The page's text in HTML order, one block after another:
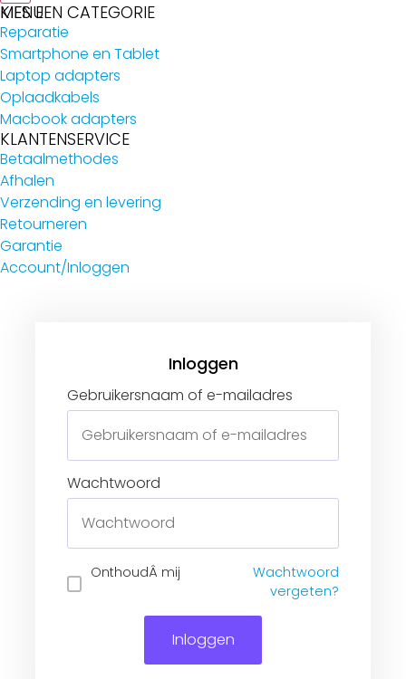
MENU
KIES EEN CATEGORIE
Reparatie
Smartphone en Tablet
Laptop adapters
Oplaadkabels
Macbook adapters
KLANTENSERVICE
Betaalmethodes
Afhalen
Verzending en levering
Retourneren
Garantie
Account/Inloggen
Gebruikersnaam of e-mailadres
Wachtwoord
Inloggen